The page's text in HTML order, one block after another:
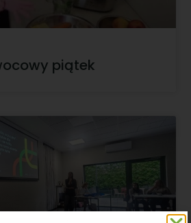
piątek